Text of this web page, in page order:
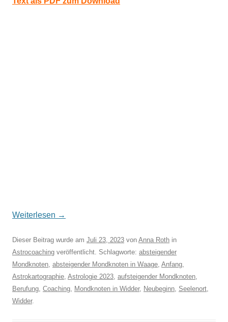
Weiterlesen →
Dieser Beitrag wurde am Juli 23, 2023 von Anna Roth in
Astrocoaching veröffentlicht. Schlagworte: absteigender
Mondknoten, absteigender Mondknoten in Waage, Anfang,
Astrokartographie, Astrologie 2023, aufsteigender Mondknoten,
Berufung, Coaching, Mondknoten in Widder, Neubeginn, Seelenort,
Widder.